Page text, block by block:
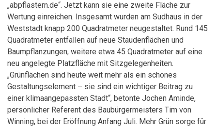
„abpflastern.de“. Jetzt kann sie eine zweite Fläche zur
Wertung einreichen. Insgesamt wurden am Sudhaus in der
Weststadt knapp 200 Quadratmeter neugestaltet. Rund 145
Quadratmeter entfallen auf neue Staudenflächen und
Baumpflanzungen, weitere etwa 45 Quadratmeter auf eine
neu angelegte Platzfläche mit Sitzgelegenheiten.
„Grünflächen sind heute weit mehr als ein schönes
Gestaltungselement – sie sind ein wichtiger Beitrag zu
einer klimaangepassten Stadt“, betonte Jochen Aminde,
persönlicher Referent des Baubürgermeisters Tim von
Winning, bei der Eröffnung Anfang Juli. Mehr Grün sorge für